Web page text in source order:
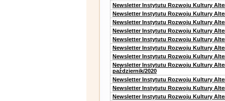
Newsletter Instytutu Rozwoju Kultury
Newsletter Instytutu Rozwoju Kultury
Newsletter Instytutu Rozwoju Kultury
Newsletter Instytutu Rozwoju Kultury
Newsletter Instytutu Rozwoju Kultury
Newsletter Instytutu Rozwoju Kultury
Newsletter Instytutu Rozwoju Kultury
Newsletter Instytutu Rozwoju Kultury
październik/2020
Newsletter Instytutu Rozwoju Kultury
Newsletter Instytutu Rozwoju Kultury
Newsletter Instytutu Rozwoju Kultury